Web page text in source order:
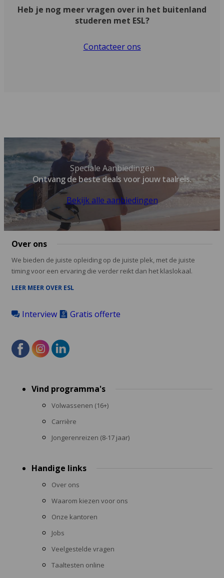
Heb je nog meer vragen over in het buitenland
studeren met ESL?
Contacteer ons
Speciale Aanbiedingen
Ontvang de beste deals voor jouw taalreis.
Bekijk alle aanbiedingen
Over ons
We bieden de juiste opleiding op de juiste plek, met de juiste
timing voor een ervaring die verder reikt dan het klaslokaal.
LEER MEER OVER ESL
Interview Gratis offerte
menuVind programma's
Volwassenen (16+)
Carrière
Jongerenreizen (8-17 jaar)
Handige links
Over ons
Waarom kiezen voor ons
Onze kantoren
Jobs
Veelgestelde vragen
Taaltesten online